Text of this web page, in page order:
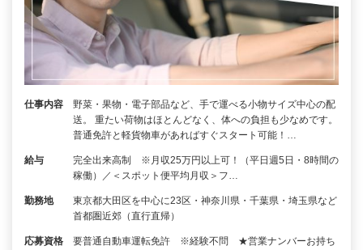
仕事内容
野菜・果物・電子部品など、手で運べる小物サイズ中心の配
送。 重たい荷物はほとんどなく、体への負担も少なめです。
普通免許と軽貨物車があればすぐスタート可能！…
給与
完全出来高制 ※月収25万円以上可！（平日週5日・8時間の
稼働）／＜スポット便平均月収＞フ…
勤務地
東京都大田区を中心に23区・神奈川県・千葉県・埼玉県など
首都圏近郊（直行直帰）
応募資格
要普通自動車運転免許 ※経験不問 ★営業ナンバーお持ち